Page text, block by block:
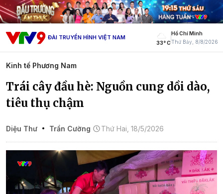
ĐÀI TRUYỀN HÌNH VIỆT NAM
33° C
Hồ Chí Minh
Thứ Bảy, 8/8/2026
Kinh tế Phương Nam
Trái cây đầu hè: Nguồn cung dồi dào,
tiêu thụ chậm
Diệu Thư Trần Cường Thứ Hai, 18/5/2026